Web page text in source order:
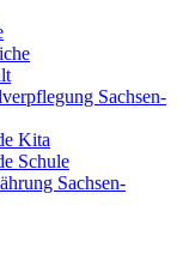
Sachsen-
Kita
Schule
Sachsen-